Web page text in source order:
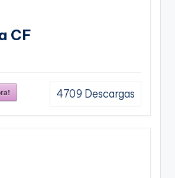
CF
4709 Descargas